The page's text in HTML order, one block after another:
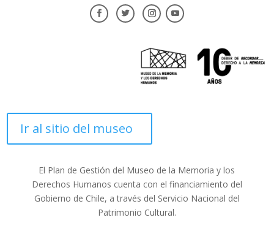
Ir al sitio del museo
El Plan de Gestión del Museo de la Memoria y los
Derechos Humanos cuenta con el financiamiento del
Gobierno de Chile, a través del Servicio Nacional del
Patrimonio Cultural.